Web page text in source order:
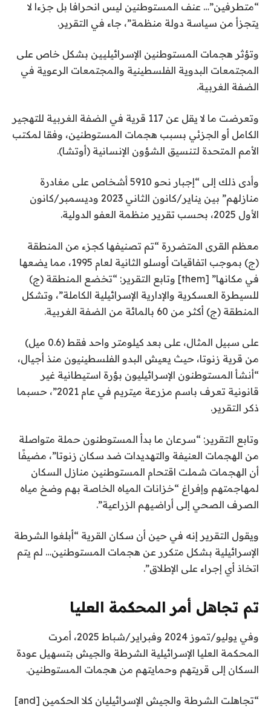
م
ن
3
ن
ا
ص
ل
ق
ئ
م
ة
“متطرفين”… عنف المستوطنين ليس انحرافا بل جزءا لا
يتجزأ من سياسة دولة منظمة”، جاء في التقرير.
وتؤثر هجمات المستوطنين الإسرائيليين بشكل خاص على
المجتمعات البدوية الفلسطينية والمجتمعات الرعوية في
الضفة الغربية.
وتعرضت ما لا يقل عن 117 قرية في الضفة الغربية للتهجير
الكامل أو الجزئي بسبب هجمات المستوطنين، وفقا لمكتب
الأمم المتحدة لتنسيق الشؤون الإنسانية (أوتشا).
وأدى ذلك إلى “إجبار نحو 5910 أشخاص على مغادرة
منازلهم” بين يناير/كانون الثاني 2023 وديسمبر/كانون
الأول 2025، بحسب تقرير منظمة العفو الدولية.
معظم القرى المتضررة “تم تصنيفها كجزء من المنطقة
(ج) بموجب اتفاقيات أوسلو الثانية لعام 1995، مما يضعها
في مكانها” [them] وتابع التقرير: “تخضع المنطقة (ج)
للسيطرة العسكرية والإدارية الإسرائيلية الكاملة”، وتشكل
المنطقة (ج) أكثر من 60 بالمائة من الضفة الغربية.
على سبيل المثال، على بعد كيلومتر واحد فقط (0.6 ميل)
من قرية زنوتا، حيث يعيش البدو الفلسطينيون منذ أجيال،
“أنشأ المستوطنون الإسرائيليون بؤرة استيطانية غير
قانونية تعرف باسم مزرعة ميتريم في عام 2021”، حسبما
ذكر التقرير.
وتابع التقرير: “سرعان ما بدأ المستوطنون حملة متواصلة
من الهجمات العنيفة والتهديدات ضد سكان زنوتا”، مضيفًا
أن الهجمات شملت اقتحام المستوطنين منازل السكان
لمهاجمتهم وإفراغ “خزانات المياه الخاصة بهم وضخ مياه
الصرف الصحي إلى أراضيهم الزراعية”.
ويقول التقرير إنه في حين أن سكان القرية “أبلغوا الشرطة
الإسرائيلية بشكل متكرر عن هجمات المستوطنين… لم يتم
اتخاذ أي إجراء على الإطلاق”.
تم تجاهل أمر المحكمة العليا
وفي يوليو/تموز 2024 وفبراير/شباط 2025، أمرت
المحكمة العليا الإسرائيلية الشرطة والجيش بتسهيل عودة
السكان إلى قريتهم وحمايتهم من هجمات المستوطنين.
“تجاهلت الشرطة والجيش الإسرائيليان كلا الحكمين [and]